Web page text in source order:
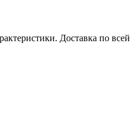
Доставка по